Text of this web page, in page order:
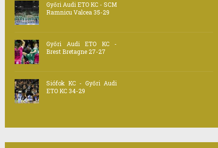
Győri Audi ETO KC - SCM
Ramnicu Valcea 35-29
Győri Audi ETO KC -
Brest Bretagne 27-27
Siófok KC - Győri Audi
ETO KC 34-29